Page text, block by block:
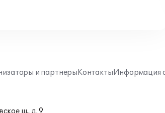
и партнеры Контакты Информация
ш., д. 9